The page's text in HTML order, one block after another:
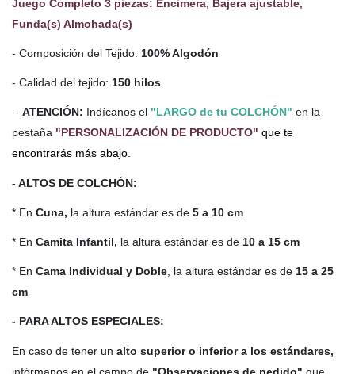
Juego Completo 3 piezas: Encimera, Bajera ajustable,
Funda(s) Almohada(s)
- Composición del Tejido: 100% Algodón
- Calidad del tejido: 150 hilos
- ATENCIÓN: Indícanos el "LARGO de tu COLCHÓN" en la
pestaña "PERSONALIZACIÓN DE PRODUCTO" que te
encontrarás más abajo.
- ALTOS DE COLCHÓN:
* En Cuna, la altura estándar es de 5 a 10 cm
* En Camita Infantil, la altura estándar es de 10 a 15 cm
* En Cama Individual y Doble , la altura estándar es de 15 a 25
cm
- PARA ALTOS ESPECIALES:
En caso de tener un alto superior o inferior a los estándares,
infórmanos en el campo de "Observaciones de pedido" que